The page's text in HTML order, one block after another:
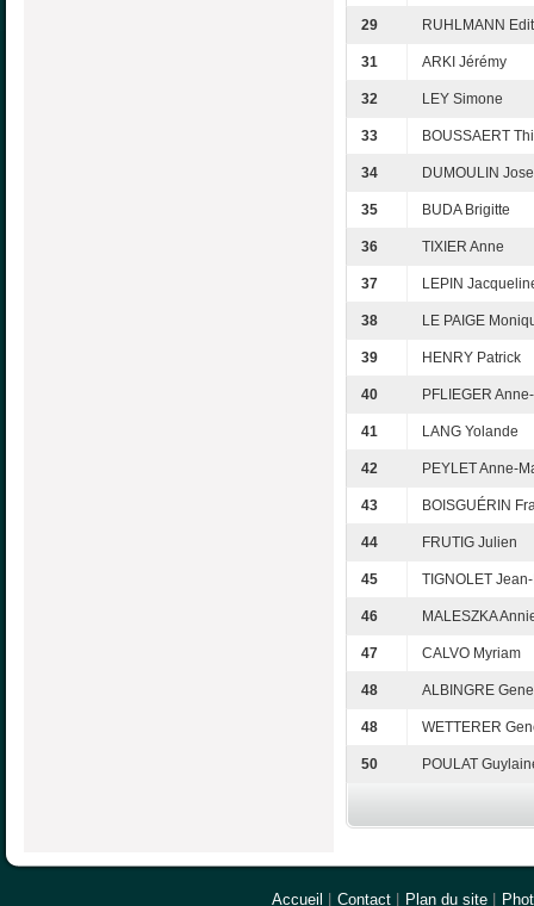
29 RUHLMANN
31 ARKI Jérémy
32 LEY Simone
33 BOUSSAERT
34 DUMOULIN
35 BUDA Brigitte
36 TIXIER Anne
37 LEPIN
38 LE PAIGE
39 HENRY Patrick
40 PFLIEGER
41 LANG Yolande
42 PEYLET Anne-
43 BOISGUÉRIN
44 FRUTIG Julien
45 TIGNOLET
46 MALESZKA
47 CALVO Myriam
48 ALBINGRE
48 WETTERER
50 POULAT
Accueil Contact Plan du site